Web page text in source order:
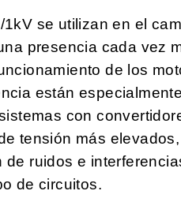
se utilizan en el
presencia cada vez
de los
están
con
tensión más
ruidos e
de circuitos.